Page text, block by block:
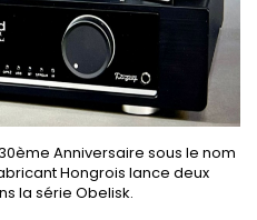
Anniversaire sous le nom
Hongrois lance deux
la série Obelisk.